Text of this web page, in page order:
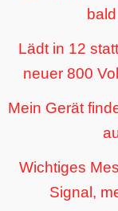
Lädt in 12
neuer 800
Mein Gerät
Wichtiges
Signal,